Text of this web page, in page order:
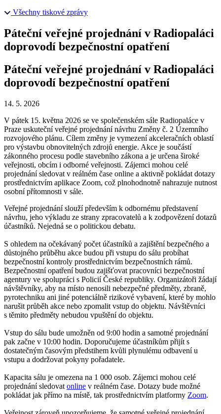
Všechny tiskové zprávy
Páteční veřejné projednání v Radiopaláci
doprovodí bezpečnostní opatření
Páteční veřejné projednání v Radiopaláci
doprovodí bezpečnostní opatření
14. 5. 2026
V pátek 15. května 2026 se ve společenském sále Radiopaláce v
Praze uskuteční veřejné projednání návrhu Změny č. 2 Územního
rozvojového plánu. Cílem změny je vymezení akceleračních oblastí
pro výstavbu obnovitelných zdrojů energie. Akce je součástí
zákonného procesu podle stavebního zákona a je určena široké
veřejnosti, obcím i odborné veřejnosti. Zájemci mohou celé
projednání sledovat v reálném čase online a aktivně pokládat dotazy
prostřednictvím aplikace Zoom, což plnohodnotně nahrazuje nutnost
osobní přítomnosti v sále.
Veřejné projednání slouží především k odbornému představení
návrhu, jeho výkladu ze strany zpracovatelů a k zodpovězení dotazů
účastníků. Nejedná se o politickou debatu.
S ohledem na očekávaný počet účastníků a zajištění bezpečného a
důstojného průběhu akce budou při vstupu do sálu probíhat
bezpečnostní kontroly prostřednictvím bezpečnostních rámů.
Bezpečnostní opatření budou zajišťovat pracovníci bezpečnostní
agentury ve spolupráci s Policií České republiky. Organizátoři žádají
návštěvníky, aby na místo nenosili nebezpečné předměty, zbraně,
pyrotechniku ani jiné potenciálně rizikové vybavení, které by mohlo
narušit průběh akce nebo zpomalit vstup do objektu. Návštěvníci
s těmito předměty nebudou vpuštění do objektu.
Vstup do sálu bude umožněn od 9:00 hodin a samotné projednání
pak začne v 10:00 hodin. Doporučujeme účastníkům přijít s
dostatečným časovým předstihem kvůli plynulému odbavení u
vstupu a dodržovat pokyny pořadatele.
Kapacita sálu je omezena na 1 000 osob. Zájemci mohou celé
projednání sledovat online v reálném čase. Dotazy bude možné
pokládat jak přímo na místě, tak prostřednictvím platformy Zoom.